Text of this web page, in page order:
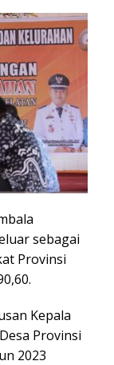
sebagai
Provinsi
Kepala
Provinsi
2023